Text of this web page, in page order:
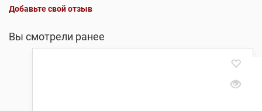
Добавьте свой отзыв
Вы смотрели ранее